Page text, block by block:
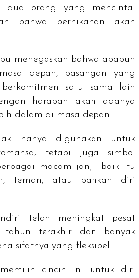
dua orang yang mencintai
bahwa pernikahan akan
menegaskan bahwa apapun
depan, pasangan yang
satu sama lain
harapan akan adanya
dalam di masa depan.
hanya digunakan untuk
tetapi juga simbol
macam janji—baik itu
teman, atau bahkan diri
telah meningkat pesat
tahun terakhir dan banyak
sifatnya yang fleksibel.
memilih cincin ini untuk diri